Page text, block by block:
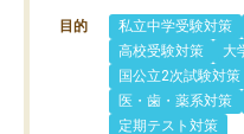
目的 私立中学受験対策
高校受験対策
大
国公立2次試験対策
医・歯・薬系対策
定期テスト対策